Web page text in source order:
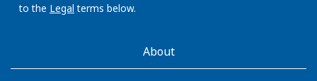
to the Legal terms below.
AboutKidsHealthAbout